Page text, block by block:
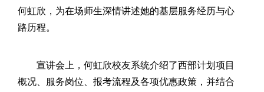
何虹欣，为在场师生深情讲述她的基层服务经历与心
路历程。
宣讲会上，何虹欣校友系统介绍了西部计划项目
概况、服务岗位、报考流程及各项优惠政策，并结合